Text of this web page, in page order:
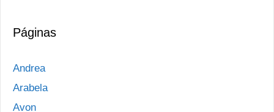
Páginas
Andrea
Arabela
Avon